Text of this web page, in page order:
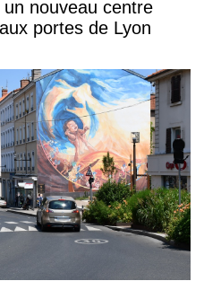
nouveau centre
portes de Lyon